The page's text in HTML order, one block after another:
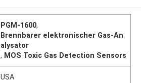
PGM-1600,
Brennbarer elektronischer Gas-An
alysator
, MOS Toxic Gas Detection Sensors
USA